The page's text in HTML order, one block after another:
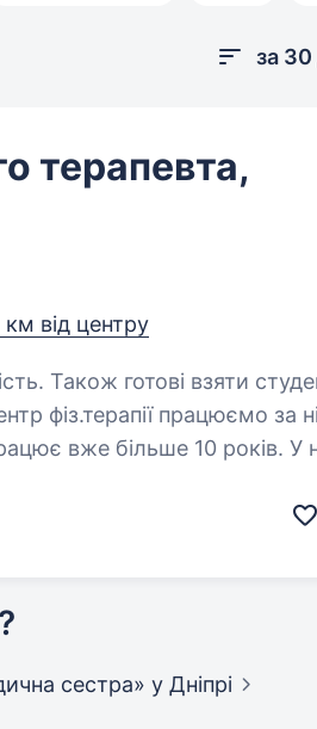
за 30
терапевта,
км від центру
Також готові взяти
вже більше 10 років. У
сестра» у Дніпрі